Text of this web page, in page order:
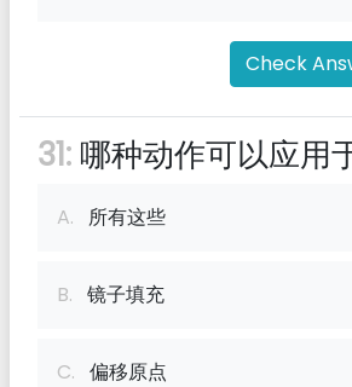
Check
31: 哪种动作可以应用
A. 所有这些
B. 镜子填充
C. 偏移原点